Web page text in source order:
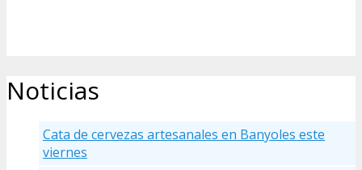
Noticias
Cata de cervezas artesanales en Banyoles este
viernes